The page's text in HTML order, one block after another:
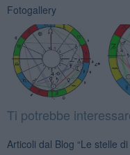
Fotogallery
Ti potrebbe
Articoli dal Blog “Le stelle